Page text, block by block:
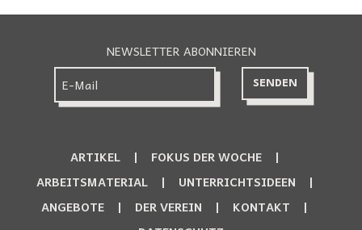
NEWSLETTER ABONNIEREN
ARTIKEL
FOKUS DER WOCHE
ARBEITSMATERIAL
UNTERRICHTSIDEEN
ANGEBOTE
DER VEREIN
KONTAKT